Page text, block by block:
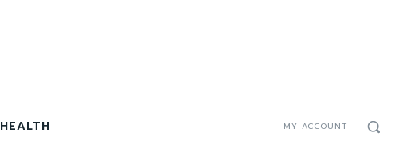
HEALTH MY ACCOUNT